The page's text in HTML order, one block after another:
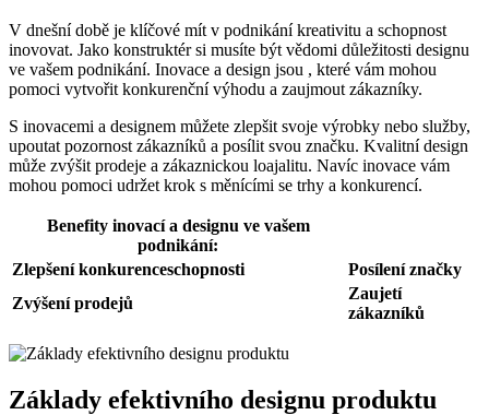
V dnešní době je klíčové mít v podnikání kreativitu a schopnost
inovovat. Jako konstruktér si musíte být vědomi důležitosti designu
ve vašem podnikání. Inovace a design jsou , které vám mohou
pomoci vytvořit konkurenční výhodu a zaujmout zákazníky.
S inovacemi a designem můžete zlepšit svoje výrobky nebo služby,
upoutat pozornost zákazníků a posílit svou značku. Kvalitní design
může zvýšit prodeje a zákaznickou loajalitu. Navíc inovace vám
mohou pomoci udržet krok s měnícími se trhy a konkurencí.
Benefity inovací a designu ve vašem
podnikání:
Zlepšení konkurenceschopnosti
Posílení značky
Zvýšení prodejů
Zaujetí
zákazníků
Základy efektivního designu produktu